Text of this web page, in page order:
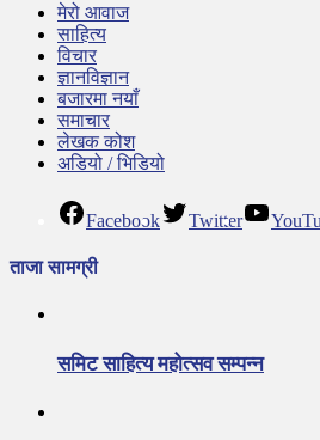
मेरो आवाज
साहित्य
विचार
ज्ञानविज्ञान
बजारमा नयाँ
समाचार
लेखक कोश
अडियो / भिडियो
Facebook Twitter
ताजा सामग्री
समिट साहित्य महोत्सव सम्पन्न